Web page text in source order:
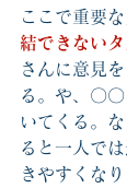
ここで重要な
結できないタ
さんに意見
る。や、〇
いてくる。
ると一人で
きやすくなり